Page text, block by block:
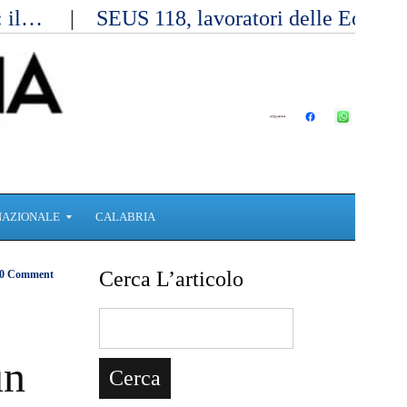
il… SEUS 118, lavoratori delle
CALABRIA
Comment Cerca L’articolo